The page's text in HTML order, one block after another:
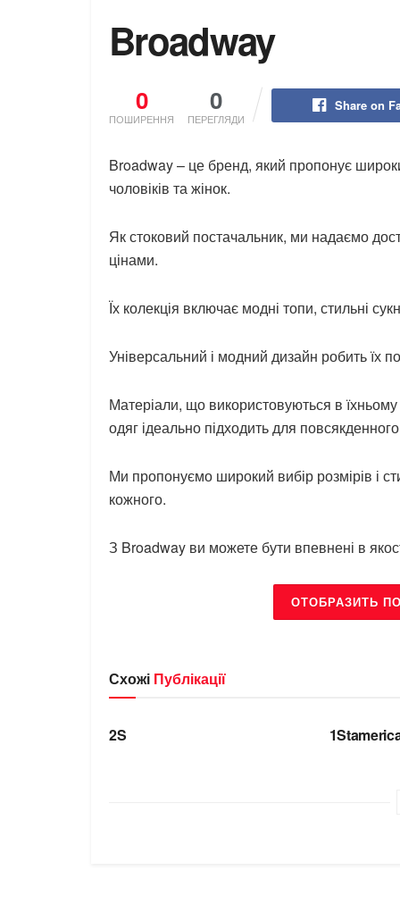
Broadway
0
ПОШИРЕННЯ
0
ПЕРЕГЛЯДИ
Share on
Broadway – це бренд, який пропонує
чоловіків та жінок.
Як стоковий постачальник, ми надаємо
цінами.
Їх колекція включає модні топи, стильні
Універсальний і модний дизайн робить їх
Матеріали, що використовуються в їхньому
одяг ідеально підходить для
Ми пропонуємо широкий вибір розмірів і
кожного.
З Broadway ви можете бути впевнені в
ОТОБРАЗИТЬ
Схожі Публікації
БРЕНДИ
2S